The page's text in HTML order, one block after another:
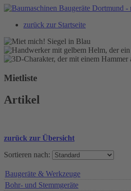
zurück zur Startseite
Mietliste
Artikel
zurück zur Übersicht
Sortieren nach:
Baugeräte & Werkzeuge
Bohr- und Stemmgeräte